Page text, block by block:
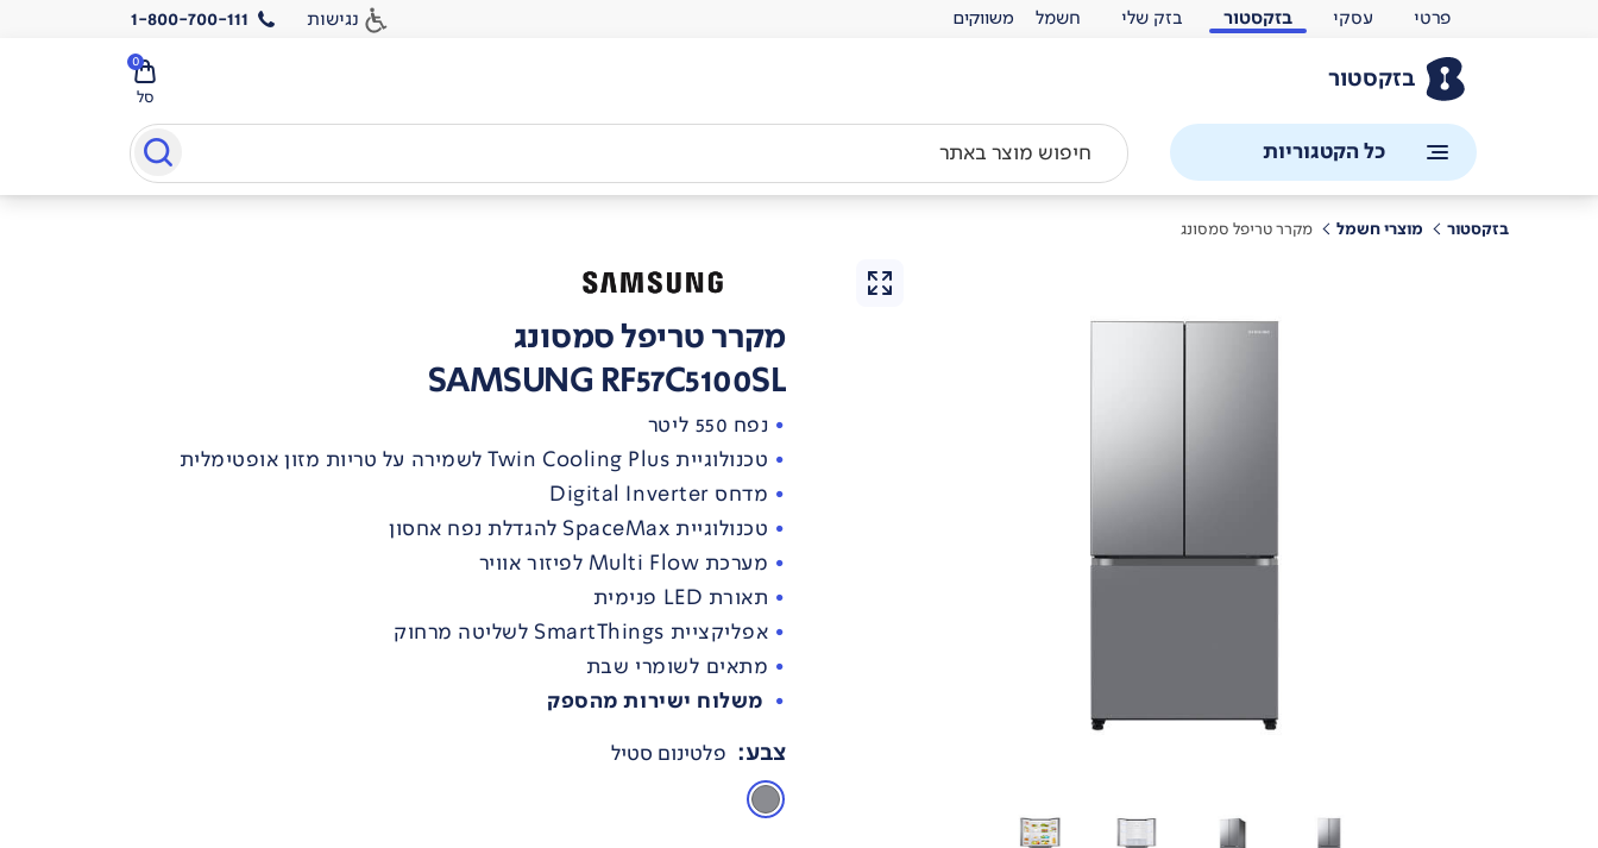
פרטי עסקי בזקסטור בזק שלי חשמל נגישות 1-800-700-111
בזקסטור
סל
0
כל הקטגוריות
בזקסטור מוצרי חשמל מקרר טריפל סמסונג
מקרר טריפל סמסונג
SAMSUNG RF57C5100SL
נפח 550 ליטר
טכנולוגיית Twin Cooling Plus לשמירה על טריות מזון אופטימלית
מדחס Digital Inverter
טכנולוגיית SpaceMax להגדלת נפח אחסון
מערכת Multi Flow לפיזור אוויר
תאורת LED פנימית
אפליקציית SmartThings לשליטה מרחוק
מתאים לשומרי שבת
משלוח ישירות מהספק
צבע: פלטינום סטיל
משווקים